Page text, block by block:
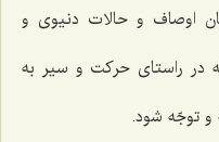
اوصاف و حالات دنیوی و
در راستای حرکت و سیر به
و توجّه شود.